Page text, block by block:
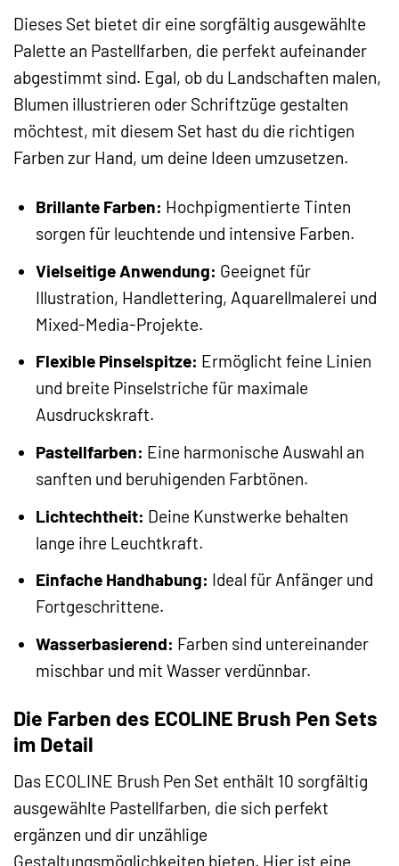
Dieses Set bietet dir eine sorgfältig ausgewählte
Palette an Pastellfarben, die perfekt aufeinander
abgestimmt sind. Egal, ob du Landschaften malen,
Blumen illustrieren oder Schriftzüge gestalten
möchtest, mit diesem Set hast du die richtigen
Farben zur Hand, um deine Ideen umzusetzen.
Brillante Farben: Hochpigmentierte Tinten
sorgen für leuchtende und intensive Farben.
Vielseitige Anwendung: Geeignet für
Illustration, Handlettering, Aquarellmalerei und
Mixed-Media-Projekte.
Flexible Pinselspitze: Ermöglicht feine Linien
und breite Pinselstriche für maximale
Ausdruckskraft.
Pastellfarben: Eine harmonische Auswahl an
sanften und beruhigenden Farbtönen.
Lichtechtheit: Deine Kunstwerke behalten
lange ihre Leuchtkraft.
Einfache Handhabung: Ideal für Anfänger und
Fortgeschrittene.
Wasserbasierend: Farben sind untereinander
mischbar und mit Wasser verdünnbar.
Die Farben des ECOLINE Brush Pen Sets
im Detail
Das ECOLINE Brush Pen Set enthält 10 sorgfältig
ausgewählte Pastellfarben, die sich perfekt
ergänzen und dir unzählige
Gestaltungsmöglichkeiten bieten. Hier ist eine